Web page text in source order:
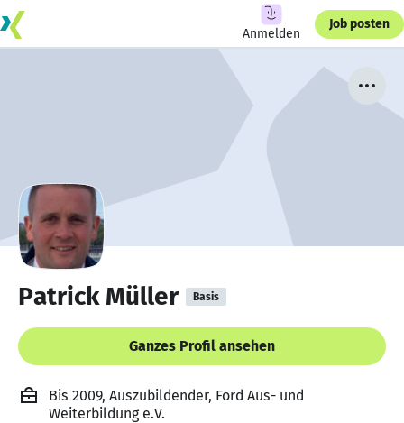
Anmelden
Job posten
Patrick Müller Basis
Ganzes Profil ansehen
Bis 2009, Auszubildender, Ford Aus- und
Weiterbildung e.V.